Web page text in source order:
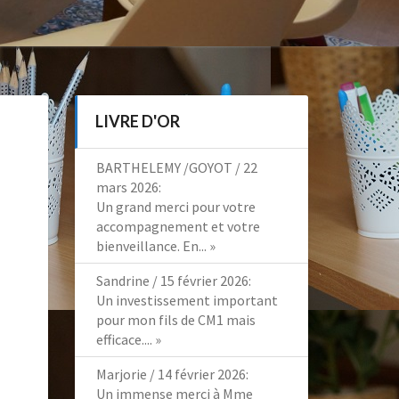
LIVRE D'OR
BARTHELEMY /GOYOT / 22
mars 2026:
Un grand merci pour votre
accompagnement et votre
bienveillance. En... »
Sandrine / 15 février 2026:
Un investissement important
pour mon fils de CM1 mais
efficace.... »
Marjorie / 14 février 2026:
Un immense merci à Mme